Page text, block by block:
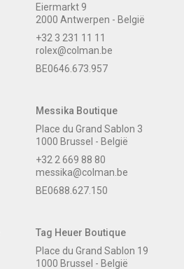
Eiermarkt 9
2000 Antwerpen - België
+32 3 231 11 11
rolex@colman.be
BE0646.673.957
Messika Boutique
Place du Grand Sablon 3
1000 Brussel - België
+32 2 669 88 80
messika@colman.be
BE0688.627.150
Tag Heuer Boutique
Place du Grand Sablon 19
1000 Brussel - België